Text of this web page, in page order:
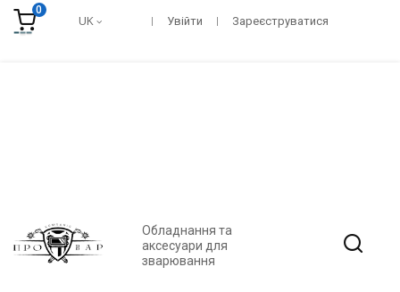
0
UK Увійти Зареєструватися
Обладнання та
аксесуари для
зварювання